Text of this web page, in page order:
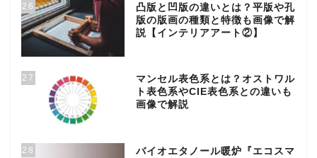
26
凸版と凹版の違いとは？平版や孔
版の版画の種類と特徴も画像で解
説【インテリアアート②】
27
マンセル表色系とは？オストワル
ト表色系やCIE表色系との違いも
画像で解説
28
バイオエタノール暖炉『エコスマ